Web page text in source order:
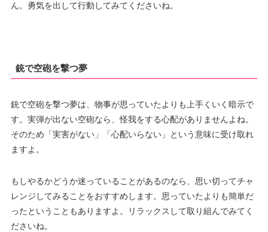
ん。勇気を出して行動してみてくださいね。
銃で空砲を撃つ夢
銃で空砲を撃つ夢は、物事が思っていたよりも上手くいく暗示で
す。実弾が出ない空砲なら、怪我をする心配がありませんよね。
そのため「実害がない」「心配いらない」という意味に受け取れ
ますよ。
もしやるかどうか迷っていることがあるのなら、思い切ってチャ
レンジしてみることをおすすめします。思っていたよりも簡単だ
ったということもありますよ。リラックスして取り組んでみてく
ださいね。